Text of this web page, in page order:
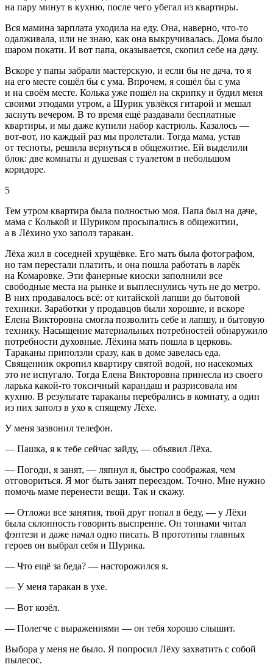
на пару минут в кухню, после чего убегал из квартиры.
Вся мамина зарплата уходила на еду. Она, наверно, что-то
одалживала, или не знаю, как она выкручивалась. Дома было
шаром покати. И вот папа, оказывается, скопил себе на дачу.
Вскоре у папы забрали мастерскую, и если бы не дача, то я
на его месте сошёл бы с ума. Впрочем, я сошёл бы с ума
и на своём месте. Колька уже пошёл на скрипку и будил меня
своими этюдами утром, а Шурик увлёкся гитарой и мешал
заснуть вечером. В то время ещё раздавали бесплатные
квартиры, и мы даже купили набор кастрюль. Казалось ―
вот-вот, но каждый раз мы пролетали. Тогда мама, устав
от тесноты, решила вернуться в общежитие. Ей выделили
блок: две комнаты и душевая с туалетом в небольшом
коридоре.
5
Тем утром квартира была полностью моя. Папа был на даче,
мама с Колькой и Шуриком просыпались в общежитии,
а в Лёхино ухо заполз таракан.
Лёха жил в соседней хрущёвке. Его мать была фотографом,
но там перестали платить, и она пошла работать в ларёк
на Комаровке. Эти фанерные киоски заполнили все
свободные места на рынке и выплеснулись чуть не до метро.
В них продавалось всё: от китайской лапши до бытовой
техники. Заработки у продавцов были хорошие, и вскоре
Елена Викторовна смогла позволить себе и лапшу, и бытовую
технику. Насыщение материальных потребностей обнаружило
потребности духовные. Лёхина мать пошла в церковь.
Тараканы приползли сразу, как в доме завелась еда.
Священник окропил квартиру святой водой, но насекомых
это не испугало. Тогда Елена Викторовна принесла из своего
ларька какой-то токсичный карандаш и разрисовала им
кухню. В результате тараканы перебрались в комнату, а один
из них заполз в ухо к спящему Лёхе.
У меня зазвонил телефон.
― Пашка, я к тебе сейчас зайду, ― объявил Лёха.
― Погоди, я занят, ― ляпнул я, быстро соображая, чем
отговориться. Я мог быть занят переездом. Точно. Мне нужно
помочь маме перенести вещи. Так и скажу.
― Отложи все занятия, твой друг попал в беду, ― у Лёхи
была склонность говорить выспренне. Он тоннами читал
фэнтези и даже начал одно писать. В прототипы главных
героев он выбрал себя и Шурика.
― Что ещё за беда? ― насторожился я.
― У меня таракан в ухе.
― Вот козёл.
― Полегче с выражениями ― он тебя хорошо слышит.
Выбора у меня не было. Я попросил Лёху захватить с собой
пылесос.